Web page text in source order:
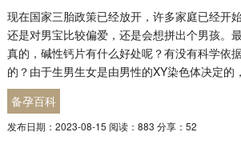
现在国家三胎政策已经放开，许多家庭已经开
还是对男宝比较偏爱，还是会想拼出个男孩。
真的，碱性钙片有什么好处呢？有没有科学依
的？由于生男生女是由男性的XY染色体决定
备孕百科
发布日期：2023-08-15 阅读：883 分享：52